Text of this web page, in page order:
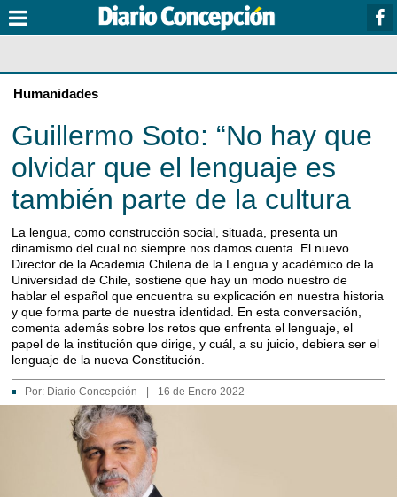
Humanidades
Guillermo Soto: “No hay que
olvidar que el lenguaje es
también parte de la cultura
La lengua, como construcción social, situada, presenta un
dinamismo del cual no siempre nos damos cuenta. El nuevo
Director de la Academia Chilena de la Lengua y académico de la
Universidad de Chile, sostiene que hay un modo nuestro de
hablar el español que encuentra su explicación en nuestra historia
y que forma parte de nuestra identidad. En esta conversación,
comenta además sobre los retos que enfrenta el lenguaje, el
papel de la institución que dirige, y cuál, a su juicio, debiera ser el
lenguaje de la nueva Constitución.
Por: Diario Concepción 16 de Enero 2022